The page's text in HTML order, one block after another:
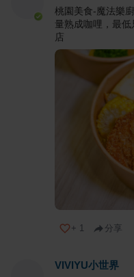
桃園美食-魔法樂
量熟成咖哩，最
店
+ 1 分享
VIVIYU小世界